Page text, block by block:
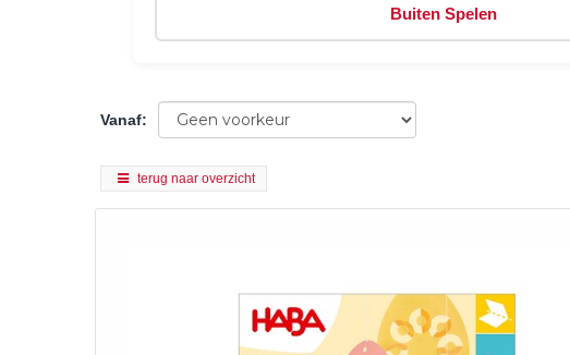
Buiten Spelen
Vanaf:
terug naar overzicht